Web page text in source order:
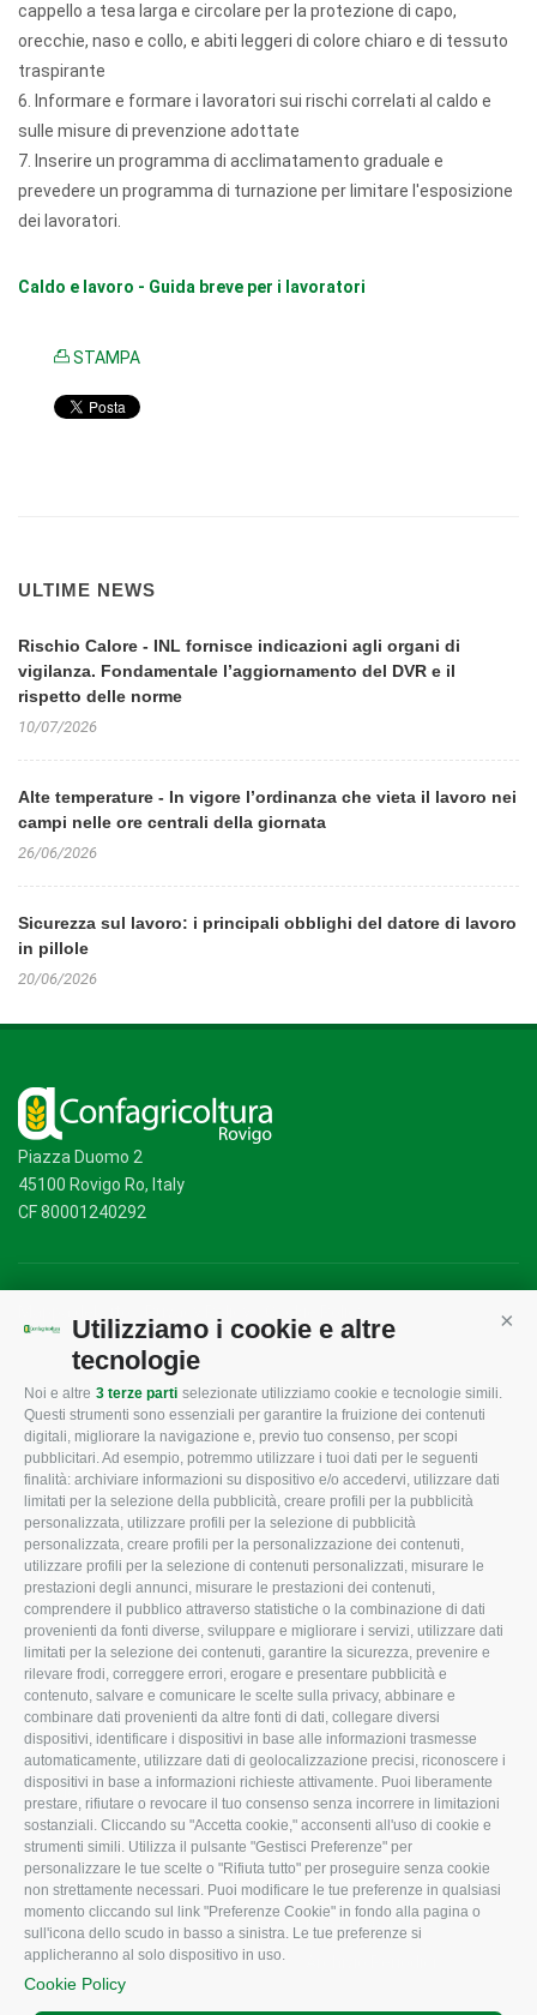
Utilizziamo i cookie e altre
tecnologie
Noi e altre 3 terze parti selezionate utilizziamo cookie e tecnologie simili.
Questi strumenti sono essenziali per garantire la fruizione dei contenuti
digitali, migliorare la navigazione e, previo tuo consenso, per scopi
pubblicitari. Ad esempio, potremmo utilizzare i tuoi dati per le seguenti
finalità: archiviare informazioni su dispositivo e/o accedervi, utilizzare dati
limitati per la selezione della pubblicità, creare profili per la pubblicità
personalizzata, utilizzare profili per la selezione di pubblicità
personalizzata, creare profili per la personalizzazione dei contenuti,
utilizzare profili per la selezione di contenuti personalizzati, misurare le
prestazioni degli annunci, misurare le prestazioni dei contenuti,
comprendere il pubblico attraverso statistiche o la combinazione di dati
provenienti da fonti diverse, sviluppare e migliorare i servizi, utilizzare dati
limitati per la selezione dei contenuti, garantire la sicurezza, prevenire e
rilevare frodi, correggere errori, erogare e presentare pubblicità e
contenuto, salvare e comunicare le scelte sulla privacy, abbinare e
combinare dati provenienti da altre fonti di dati, collegare diversi
dispositivi, identificare i dispositivi in base alle informazioni trasmesse
automaticamente, utilizzare dati di geolocalizzazione precisi, riconoscere i
dispositivi in base a informazioni richieste attivamente. Puoi liberamente
prestare, rifiutare o revocare il tuo consenso senza incorrere in limitazioni
sostanziali. Cliccando su "Accetta cookie," acconsenti all'uso di cookie e
strumenti simili. Utilizza il pulsante "Gestisci Preferenze" per
personalizzare le tue scelte o "Rifiuta tutto" per proseguire senza cookie
non strettamente necessari. Puoi modificare le tue preferenze in qualsiasi
momento cliccando sul link "Preferenze Cookie" in fondo alla pagina o
sull'icona dello scudo in basso a sinistra. Le tue preferenze si
applicheranno al solo dispositivo in uso.
Cookie Policy
cappello a tesa larga e circolare per la protezione di capo,
orecchie, naso e collo, e abiti leggeri di colore chiaro e di tessuto
traspirante
6. Informare e formare i lavoratori sui rischi correlati al caldo e
sulle misure di prevenzione adottate
7. Inserire un programma di acclimatamento graduale e
prevedere un programma di turnazione per limitare l'esposizione
dei lavoratori.
Caldo e lavoro - Guida breve per i lavoratori
STAMPA
ULTIME NEWS
Rischio Calore - INL fornisce indicazioni agli organi di
vigilanza. Fondamentale l’aggiornamento del DVR e il
rispetto delle norme
10/07/2026
Alte temperature - In vigore l’ordinanza che vieta il lavoro nei
campi nelle ore centrali della giornata
26/06/2026
Sicurezza sul lavoro: i principali obblighi del datore di lavoro
in pillole
20/06/2026
Piazza Duomo 2
45100 Rovigo Ro, Italy
CF 80001240292
CONFAGRICOLTURA
ROVIGO
L'Associazione
Missione e Progetto
Organigramma aziendale
I Nostri Servizi
Uffici della Sede
provinciale
Le Sedi di Zona
Agricoltori S.r.l.
Whistleblowing
Confagricoltura Rovigo e
Agricoltori srl
CONFAGRICOLTURA
INFORMA
Tecnico
Fiscale
Lavoro
Ambiente
Associazione
CONFAGRICOLTURA
ATTIVA
Notizie in evidenza
Eventi
Comunicati Stampa
Video
Iscrizione Newsletter
Newsletter